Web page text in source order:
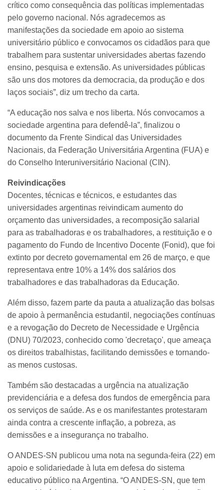
crítico como consequência das políticas implementadas
pelo governo nacional. Nós agradecemos as
manifestações da sociedade em apoio ao sistema
universitário público e convocamos os cidadãos para que
trabalhem para sustentar universidades abertas fazendo
ensino, pesquisa e extensão. As universidades públicas
são uns dos motores da democracia, da produção e dos
laços sociais”, diz um trecho da carta.
“A educação nos salva e nos liberta. Nós convocamos a
sociedade argentina para defendê-la”, finalizou o
documento da Frente Sindical das Universidades
Nacionais, da Federação Universitária Argentina (FUA) e
do Conselho Interuniversitário Nacional (CIN).
Reivindicações
Docentes, técnicas e técnicos, e estudantes das
universidades argentinas reivindicam aumento do
orçamento das universidades, a recomposição salarial
para as trabalhadoras e os trabalhadores, a restituição e o
pagamento do Fundo de Incentivo Docente (Fonid), que foi
extinto por decreto governamental em 26 de março, e que
representava entre 10% a 14% dos salários dos
trabalhadores e das trabalhadoras da Educação.
Além disso, fazem parte da pauta a atualização das bolsas
de apoio à permanência estudantil, negociações contínuas
e a revogação do Decreto de Necessidade e Urgência
(DNU) 70/2023, conhecido como 'decretaço', que ameaça
os direitos trabalhistas, facilitando demissões e tornando-
as menos custosas.
Também são destacadas a urgência na atualização
previdenciária e a defesa dos fundos de emergência para
os serviços de saúde. As e os manifestantes protestaram
ainda contra a crescente inflação, a pobreza, as
demissões e a insegurança no trabalho.
O ANDES-SN publicou uma nota na segunda-feira (22) em
apoio e solidariedade à luta em defesa do sistema
educativo público na Argentina. “O ANDES-SN, que tem